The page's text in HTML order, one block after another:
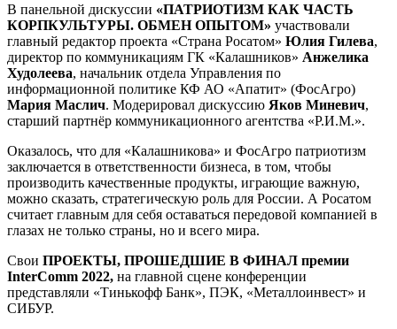
В панельной дискуссии «ПАТРИОТИЗМ КАК ЧАСТЬ
КОРПКУЛЬТУРЫ. ОБМЕН ОПЫТОМ» участвовали
главный редактор проекта «Страна Росатом» Юлия Гилева,
директор по коммуникациям ГК «Калашников» Анжелика
Худолеева, начальник отдела Управления по
информационной политике КФ АО «Апатит» (ФосАгро)
Мария Маслич. Модерировал дискуссию Яков Миневич,
старший партнёр коммуникационного агентства «Р.И.М.».
Оказалось, что для «Калашникова» и ФосАгро патриотизм
заключается в ответственности бизнеса, в том, чтобы
производить качественные продукты, играющие важную,
можно сказать, стратегическую роль для России. А Росатом
считает главным для себя оставаться передовой компанией в
глазах не только страны, но и всего мира.
Свои ПРОЕКТЫ, ПРОШЕДШИЕ В ФИНАЛ премии
InterComm 2022, на главной сцене конференции
представляли «Тинькофф Банк», ПЭК, «Металлоинвест» и
СИБУР.